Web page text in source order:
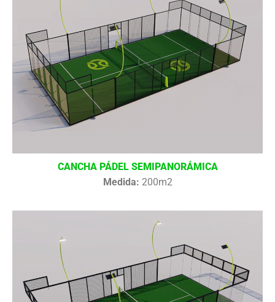
CANCHA PÁDEL SEMIPANORÁMICA
Medida: 200m2